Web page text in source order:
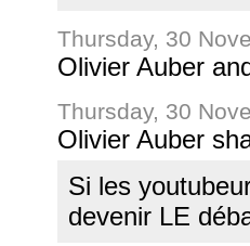
Thursday, 30
Olivier Auber
Thursday, 30
Olivier Auber
Si les
devenir LE